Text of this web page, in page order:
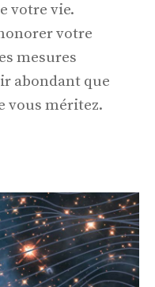
votre vie.
votre
mesures
abondant que
vous méritez.